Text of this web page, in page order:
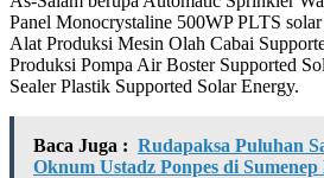
Panel Monocrystaline 500WP PLTS
Alat Produksi Mesin Olah Cabai
Produksi Pompa Air Boster Supported
Sealer Plastik Supported Solar Energy.
Baca Juga : Rudapaksa Puluhan
Oknum Ustadz Ponpes di